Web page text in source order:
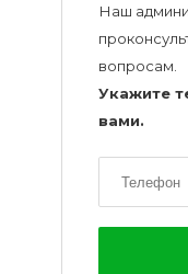
Наш
вопросам.
Укажите
вами.